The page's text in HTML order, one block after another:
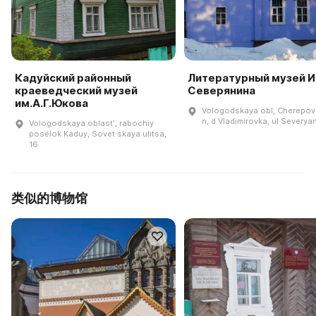
Кадуйский районный
краеведческий музей
им.А.Г.Юкова
Vologodskaya oblastʹ, rabochiy
posëlok Kaduy, Sovet·skaya ulitsa,
16
Литературный музей
Северянина
Vologodskaya obl,
n, d Vladimirovka, ul
类似的博物馆